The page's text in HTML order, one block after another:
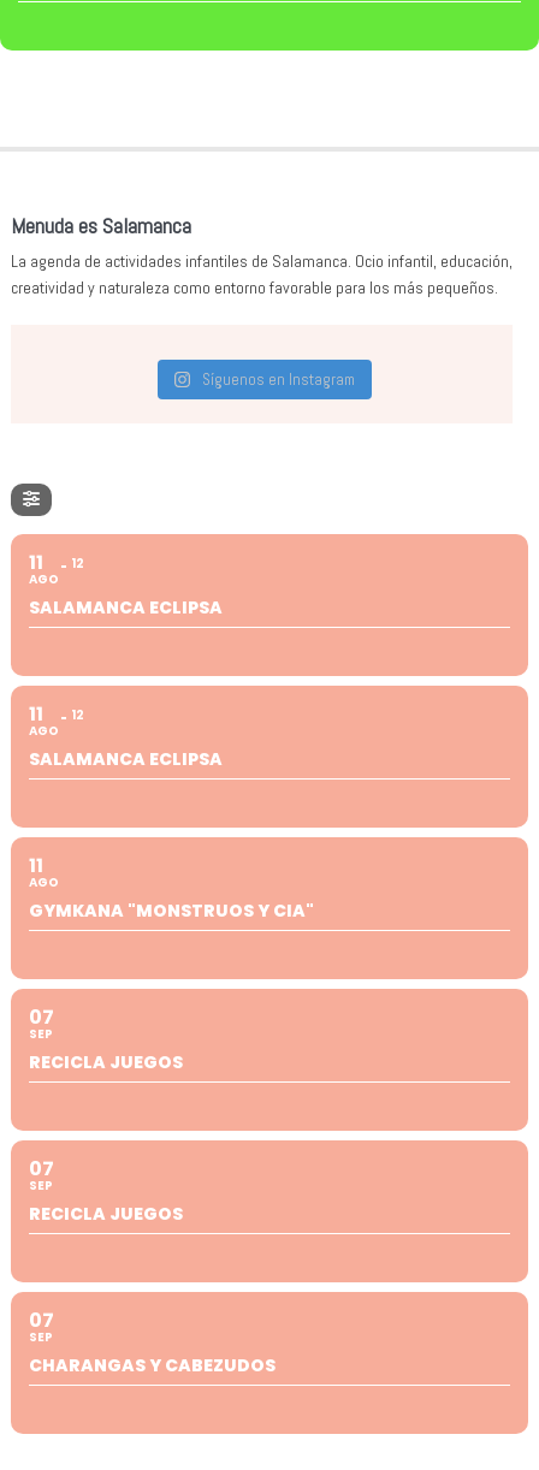
Menuda es Salamanca
La agenda de actividades infantiles de Salamanca. Ocio infantil, educación,
creatividad y naturaleza como entorno favorable para los más pequeños.
Síguenos en Instagram
11
AGO
12
SALAMANCA ECLIPSA
11
AGO
12
SALAMANCA ECLIPSA
11
AGO
GYMKANA "MONSTRUOS Y CIA"
07
SEP
RECICLA JUEGOS
07
SEP
RECICLA JUEGOS
07
SEP
CHARANGAS Y CABEZUDOS